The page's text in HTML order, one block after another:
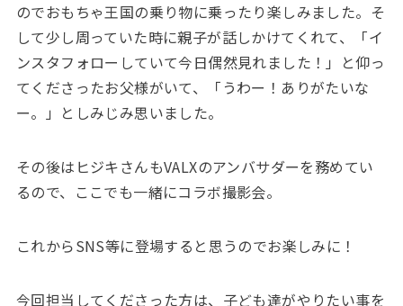
のでおもちゃ王国の乗り物に乗ったり楽しみました。そ
して少し周っていた時に親子が話しかけてくれて、「イ
ンスタフォローしていて今日偶然見れました！」と仰っ
てくださったお父様がいて、「うわー！ありがたいな
ー。」としみじみ思いました。
その後はヒジキさんもVALXのアンバサダーを務めてい
るので、ここでも一緒にコラボ撮影会。
これからSNS等に登場すると思うのでお楽しみに！​
今回担当してくださった方は、子ども達がやりたい事を